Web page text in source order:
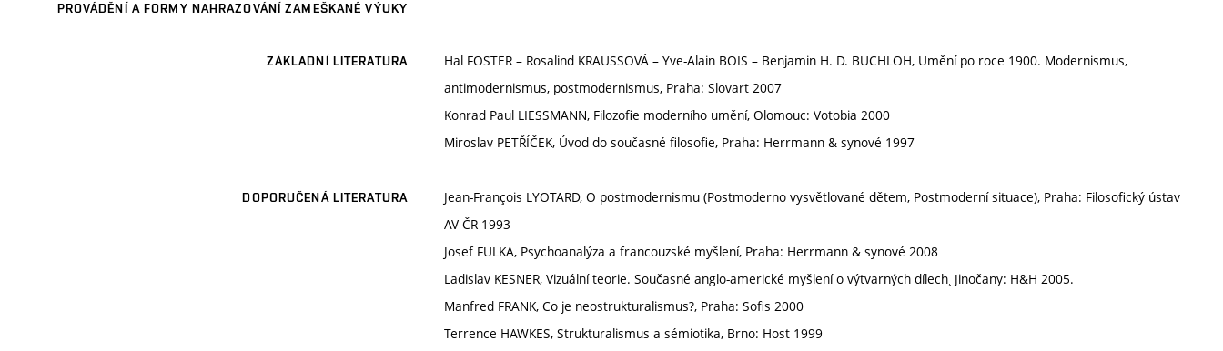
PROVÁDĚNÍ A FORMY NAHRAZOVÁNÍ ZAMEŠKANÉ VÝUKY
ZÁKLADNÍ LITERATURA
Hal FOSTER – Rosalind KRAUSSOVÁ – Yve-Alain BOIS – Benjamin H. D. BUCHLOH, Umění po roce 1900. Modernismus,
antimodernismus, postmodernismus, Praha: Slovart 2007
Konrad Paul LIESSMANN, Filozofie moderního umění, Olomouc: Votobia 2000
Miroslav PETŘÍČEK, Úvod do současné filosofie, Praha: Herrmann & synové 1997
DOPORUČENÁ LITERATURA
Jean-François LYOTARD, O postmodernismu (Postmoderno vysvětlované dětem, Postmoderní situace), Praha: Filosofický ústav
AV ČR 1993
Josef FULKA, Psychoanalýza a francouzské myšlení, Praha: Herrmann & synové 2008
Ladislav KESNER, Vizuální teorie. Současné anglo-americké myšlení o výtvarných dílech¸ Jinočany: H&H 2005.
Manfred FRANK, Co je neostrukturalismus?, Praha: Sofis 2000
Terrence HAWKES, Strukturalismus a sémiotika, Brno: Host 1999